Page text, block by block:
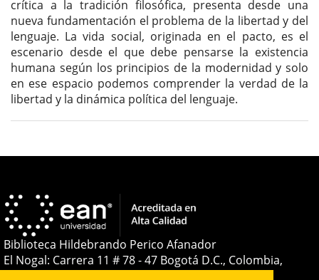
crítica a la tradición filosófica, presenta desde una
nueva fundamentación el problema de la libertad y del
lenguaje. La vida social, originada en el pacto, es el
escenario desde el que debe pensarse la existencia
humana según los principios de la modernidad y solo
en ese espacio podemos comprender la verdad de la
libertad y la dinámica política del lenguaje.
Detalles
artículo
Biblioteca Hildebrando Perico Afanador
El Nogal: Carrera 11 # 78 - 47 Bogotá D.C., Colombia,